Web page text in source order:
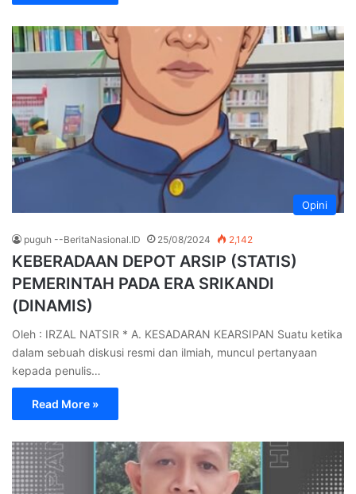
Opini
puguh --BeritaNasional.ID 25/08/2024 2,142
KEBERADAAN DEPOT ARSIP (STATIS)
PEMERINTAH PADA ERA SRIKANDI
(DINAMIS)
Oleh : IRZAL NATSIR * A. KESADARAN KEARSIPAN Suatu ketika
dalam sebuah diskusi resmi dan ilmiah, muncul pertanyaan
kepada penulis…
Read More »